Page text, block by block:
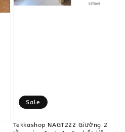
Sale
Tekkashop NAGT222 Giường 2